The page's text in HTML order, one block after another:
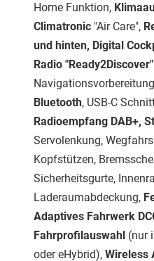
Home Funktion,
Climatronic "Air Care",
und hinten, Digital
Radio "Ready2Discover"
Bluetooth, USB-C
Radioempfang DAB+,
Servolenkung,
Kopfstützen,
Sicherheitsgurte,
Laderaumabdeckung,
Adaptives Fahrwerk
Fahrprofilauswahl (nur
oder eHybrid), Wireless